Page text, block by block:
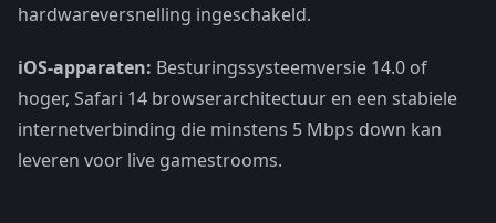
hardwareversnelling ingeschakeld.
iOS-apparaten: Besturingssysteemversie 14.0 of
hoger, Safari 14 browserarchitectuur en een stabiele
internetverbinding die minstens 5 Mbps down kan
leveren voor live gamestrooms.